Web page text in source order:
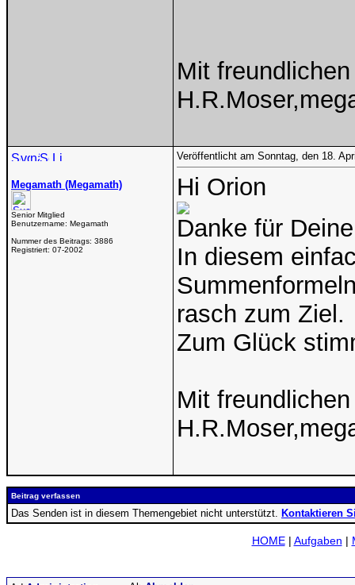
Mit
Megamath (Megamath)
Senior Mitglied
Benutzername: Megamath
Nummer des Beitrags: 3886
Registriert: 07-2002
Veröffentlicht am Sonntag, den 18.
Hi Orion
Danke für
In diesem
rasch zum Ziel.
Zum Glück
Mit
Beitrag verfassen
Das Senden ist in diesem Themengebiet nicht unterstützt. Kontaktieren
HOME| Aufgaben |